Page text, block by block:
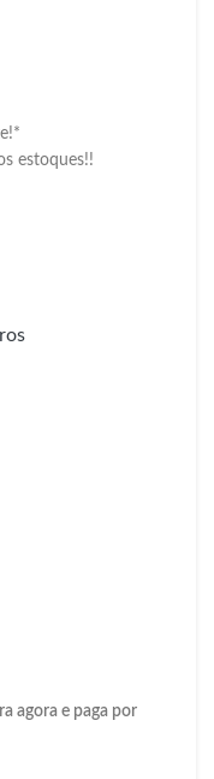
estoques!!
agora e paga por